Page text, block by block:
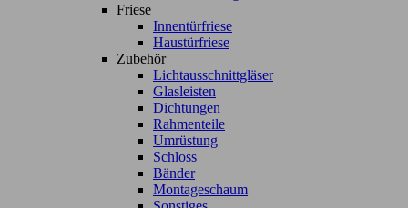
Friese
Innentürfriese
Haustürfriese
Zubehör
Lichtausschnittgläser
Glasleisten
Dichtungen
Rahmenteile
Umrüstung
Schloss
Bänder
Montageschaum